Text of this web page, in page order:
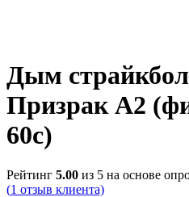
Дым
Призрак А2
60с)
Рейтинг 5.00 из 5 на основе
(1 отзыв клиента)